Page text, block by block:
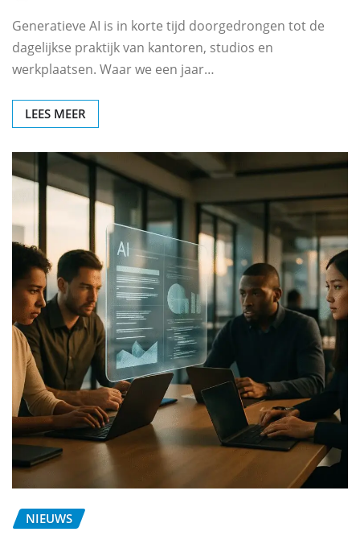
Generatieve AI is in korte tijd doorgedrongen tot de
dagelijkse praktijk van kantoren, studios en
werkplaatsen. Waar we een jaar…
LEES MEER
NIEUWS